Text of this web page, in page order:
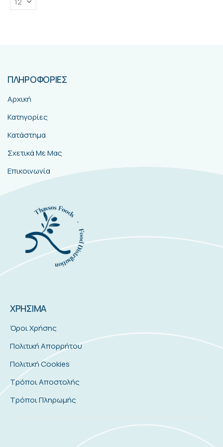
ΠΛΗΡΟΦΟΡΙΕΣ
Αρχική
Κατηγορίες
Κατάστημα
Σχετικά Με Μας
Επικοινωνία
ΧΡΗΣΙΜΑ
Όροι Χρήσης
Πολιτική Απορρήτου
Πολιτική Cookies
Τρόποι Αποστολής
Τρόποι Πληρωμής